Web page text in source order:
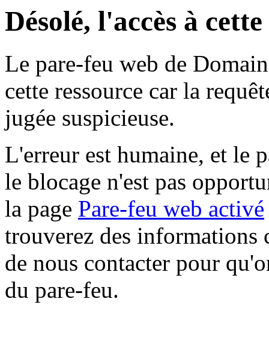
Désolé, l'accès à
Le pare-feu web de
cette ressource car la
jugée suspicieuse.
L'erreur est humaine, et le
le blocage n'est pas
la page Pare-feu web activé
trouverez des informations
de nous contacter pour
du pare-feu.